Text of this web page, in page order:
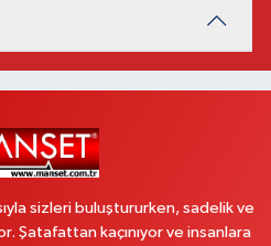
sizleri buluştururken, sadelik ve
Şatafattan kaçınıyor ve insanlara